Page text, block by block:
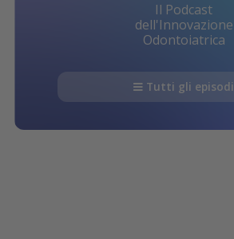
Il Podcast
dell'Innovazione
Odontoiatrica
Tutti gli episodi